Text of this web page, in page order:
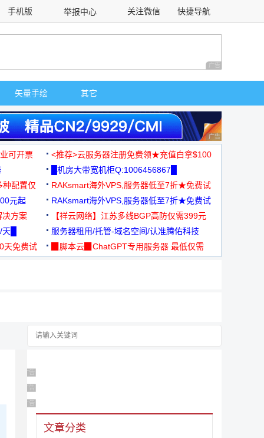
手机版 举报中心 关注微信 快捷导航
广告 商业广告，理
矢量手绘 其它
广告 商业广告，理
可开票
<推荐>云服务器注册免费领★充值白拿$100
█机房大带宽机柜Q:1006456867█
种配置仅
RAKsmart海外VPS,服务器低至7折★免费试
用★
元起
RAKsmart海外VPS,服务器低至7折★免费试
用★
决方案
【祥云网络】江苏多线BGP高防仅需399元
█
服务器租用/托管-域名空间/认准腾佑科技
免费试
▉脚本云▉ChatGPT专用服务器 最低仅需
广告 商业广告，理性选择
广告 商业广告，理性选择
广告 商业广告，理性选择
文章分类